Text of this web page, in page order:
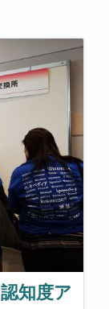
知度ア